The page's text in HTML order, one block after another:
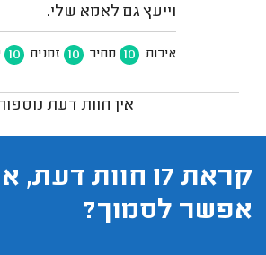
וייעץ גם לאמא שלי.
איכות 10 מחיר 10 זמנים 10
אין חוות דעת
קראת 17 חוות
אפשר לסמוך?